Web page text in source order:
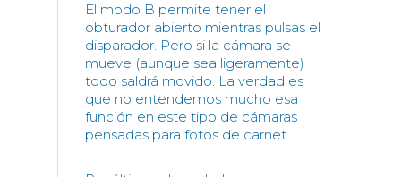
El modo B permite tener el
obturador abierto mientras pulsas el
disparador. Pero si la cámara se
mueve (aunque sea ligeramente)
todo saldrá movido. La verdad es
que no entendemos mucho esa
función en este tipo de cámaras
pensadas para fotos de carnet.